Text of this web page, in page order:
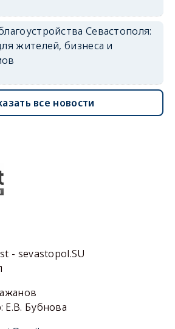
Севастополя:
жителей, бизнеса и
все новости
- sevastopol.SU
Е.В. Бубнова